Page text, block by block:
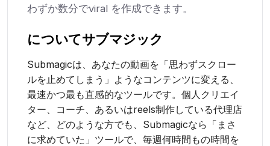
わずか数分でviral を作成できます。
についてサブマジック
Submagicは、あなたの動画を「思わずスクロー
ルを止めてしまう」ようなコンテンツに変える、
最速かつ最も直感的なツールです。個人クリエイ
ター、コーチ、あるいはreels制作している代理店
など、どのような方でも、Submagicなら「まさ
に求めていた」ツールで、毎週何時間もの時間を